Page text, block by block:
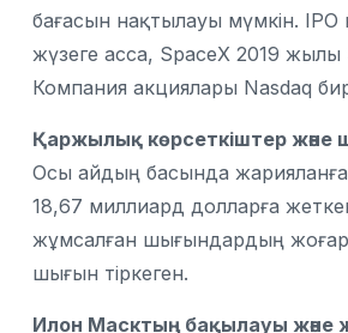
бағасын нақтылауы мүмкін.
жүзеге асса, SpaceX 2019
Компания акциялары Nasdaq
Қаржылық көрсеткіштер және
Осы айдың басында
18,67 миллиард долларға
жұмсалған шығындардың
шығын тіркеген.
Илон Масктың бақылауы және